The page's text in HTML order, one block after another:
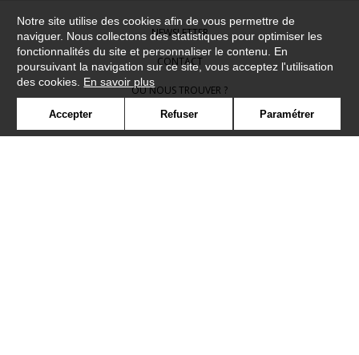
NEWSLETTER
CONTACT
OÙ NOUS TROUVER ?
CONTRACT
Notre site utilise des cookies afin de vous permettre de
naviguer. Nous collectons des statistiques pour optimiser les
fonctionnalités du site et personnaliser le contenu. En
poursuivant la navigation sur ce site, vous acceptez l'utilisation
des cookies. En savoir plus
Accepter Refuser Paramétrer